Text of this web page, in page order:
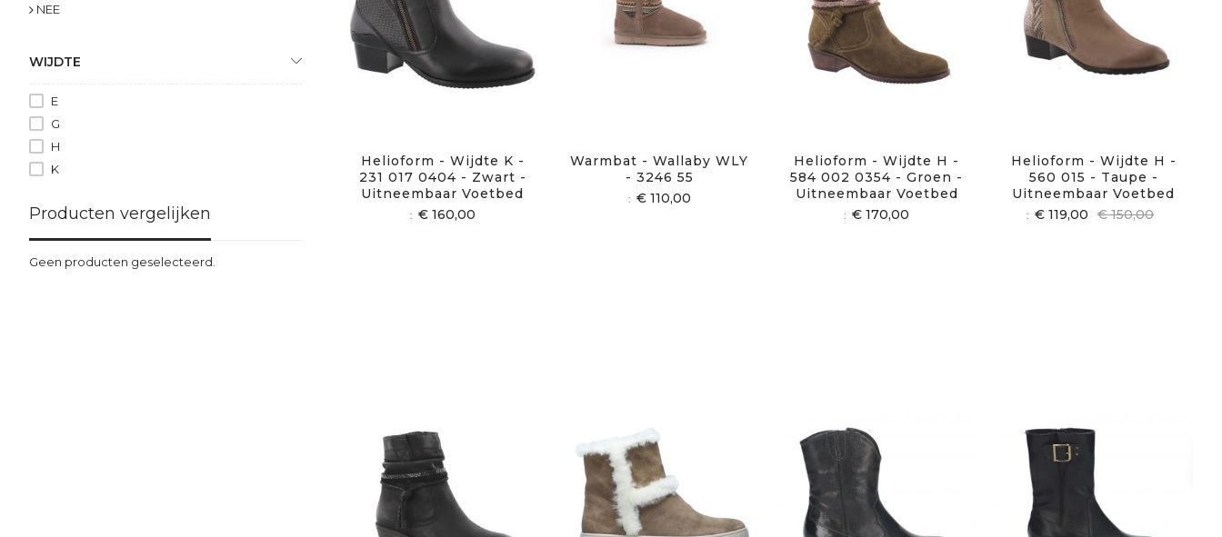
Helioform - Wijdte K -
231 017 0404 - Zwart -
Uitneembaar Voetbed
€ 160,00
Warmbat - Wallaby WLY
- 3246 55
€ 110,00
Helioform - Wijdte H -
584 002 0354 - Groen -
Uitneembaar Voetbed
€ 170,00
Helioform - Wijdte H -
560 015 - Taupe -
Uitneembaar Voetbed
€ 119,00
€ 150,00
NEE
WIJDTE
E
G
H
K
Producten vergelijken
Geen producten geselecteerd.